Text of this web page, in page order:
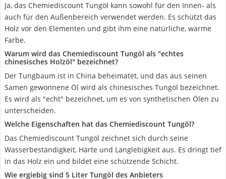
Ja, das Chemiediscount Tungöl kann sowohl für den Innen- als
auch für den Außenbereich verwendet werden. Es schützt das
Holz vor den Elementen und gibt ihm eine natürliche, warme
Farbe.
Warum wird das Chemiediscount Tungöl als "echtes
chinesisches Holzöl" bezeichnet?
Der Tungbaum ist in China beheimatet, und das aus seinen
Samen gewonnene Öl wird als chinesisches Tungöl bezeichnet.
Es wird als "echt" bezeichnet, um es von synthetischen Ölen zu
unterscheiden.
Welche Eigenschaften hat das Chemiediscount Tungöl?
Das Chemiediscount Tungöl zeichnet sich durch seine
Wasserbeständigkeit, Härte und Langlebigkeit aus. Es dringt tief
in das Holz ein und bildet eine schützende Schicht.
Wie ergiebig sind 5 Liter Tungöl des Anbieters